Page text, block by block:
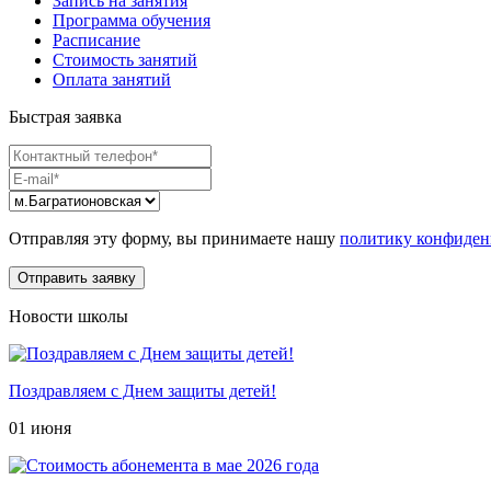
Программа обучения
Расписание
Стоимость занятий
Оплата занятий
Быстрая заявка
Отправляя эту форму, вы принимаете нашу политику
Новости школы
Поздравляем с Днем защиты детей!
01 июня